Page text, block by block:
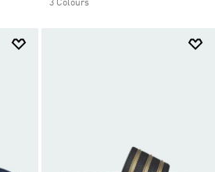
3 Colours